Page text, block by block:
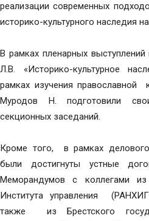
реализации современных
историко-культурного наследия
В рамках пленарных
Л.В. «Историко-культурное
рамках изучения православной
Муродов Н. подготовили
секционных заседаний.
Кроме того, в рамках
были достигнуты устные
Меморандумов с коллегами
Института управления
также из Брестского